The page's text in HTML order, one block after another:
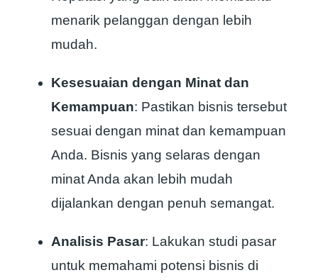
menarik pelanggan dengan lebih
mudah.
Kesesuaian dengan Minat dan
Kemampuan: Pastikan bisnis tersebut
sesuai dengan minat dan kemampuan
Anda. Bisnis yang selaras dengan
minat Anda akan lebih mudah
dijalankan dengan penuh semangat.
Analisis Pasar: Lakukan studi pasar
untuk memahami potensi bisnis di